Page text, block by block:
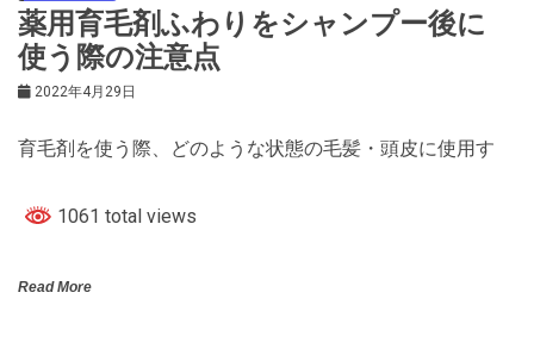
薬用育毛剤ふわりをシャンプー後に
使う際の注意点
2022年4月29日
育毛剤を使う際、どのような状態の毛髪・頭皮に使用す
1061 total views
Read More